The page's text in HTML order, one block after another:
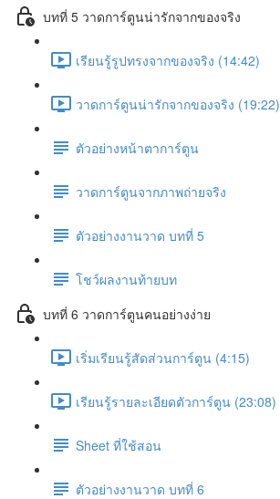
บทที่ 5 วาดการ์ตูนน่ารักจากของจริง
เรียนรู้รูปทรงจากของจริง (14:42)
วาดการ์ตูนน่ารักจากของจริง (19:22)
ตัวอย่างหน้าตาการ์ตูน
วาดการ์ตูนจากภาพถ่ายจริง
ตัวอย่างงานวาด บทที่ 5
โชว์ผลงานท้ายบท
บทที่ 6 วาดการ์ตูนคนอย่างง่าย
เริ่มเรียนรู้สัดส่วนการ์ตูน (4:15)
เรียนรู้รายละเอียดตัวการ์ตูน (23:08)
Sheet ที่ใช้สอน
ตัวอย่างงานวาด บทที่ 6